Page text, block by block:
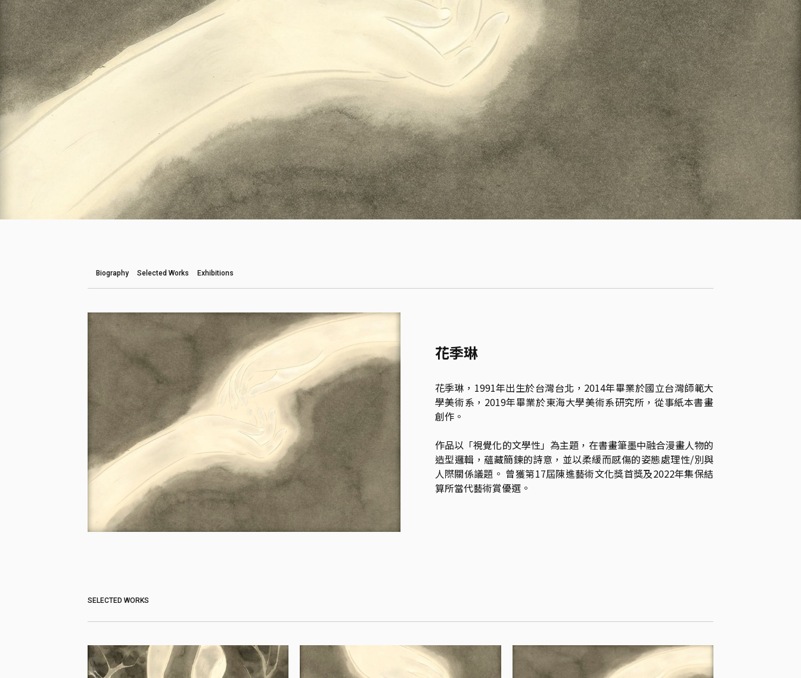
Biography Selected Works Exhibitions
花季琳
花季琳，1991年出生於台灣台北，2014年畢業於國立台灣師範大
學美術系，2019年畢業於東海大學美術系研究所，從事紙本書畫
創作。
作品以「視覺化的文學性」為主題，在書畫筆墨中融合漫畫人物的
造型邏輯，蘊藏簡鍊的詩意，並以柔緩而感傷的姿態處理性/別與
人際關係議題。 曾獲第17屆陳進藝術文化獎首獎及2022年集保結
算所當代藝術賞優選。
SELECTED WORKS